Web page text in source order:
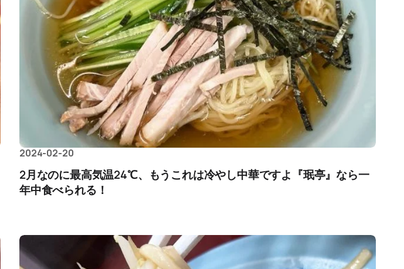
2024-02-20
2月なのに最高気温24℃、もうこれは冷やし中華ですよ『珉亭』なら一
年中食べられる！